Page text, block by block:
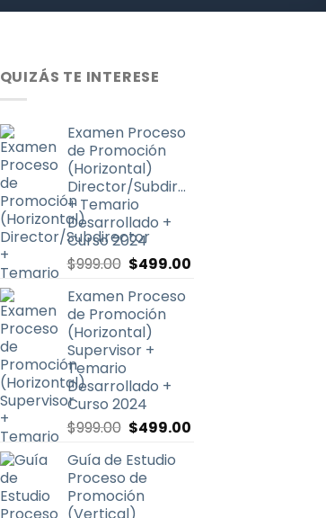
QUIZÁS TE INTERESE
Examen Proceso
de Promoción
(Horizontal)
Director/Subdirector
+ Temario
Desarrollado +
Curso 2024
$999.00 El
original
era:
$999.00.
$499.00
Examen Proceso
de Promoción
(Horizontal)
Supervisor +
Temario
Desarrollado +
Curso 2024
$999.00 El
original
era:
$999.00.
$499.00
Guía de Estudio
Proceso de
Promoción
(Vertical)